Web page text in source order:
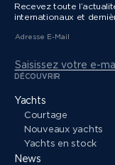
Recevez toute
internationaux et
Adresse E-Mail
DÉCOUVRIR
Yachts
Courtage
Nouveaux yachts
Yachts en stock
News